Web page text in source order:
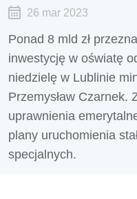
26 mar 2023
Ponad 8 mld zł
inwestycję w oświatę
niedzielę w Lublinie
Przemysław Czarnek.
uprawnienia
plany uruchomienia
specjalnych.